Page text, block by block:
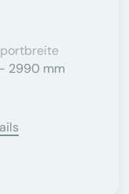
2990 mm